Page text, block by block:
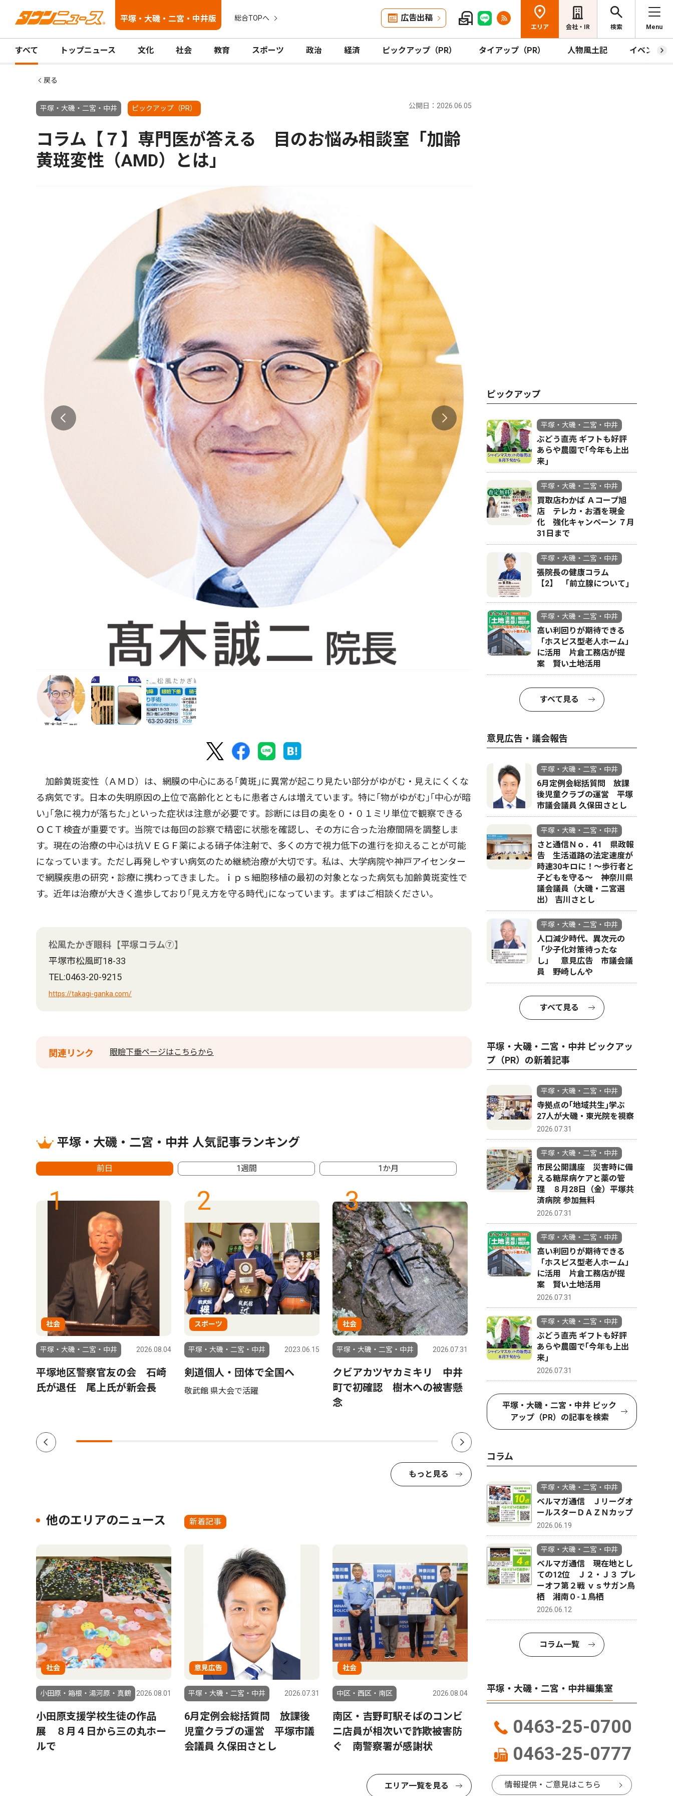
平塚・大磯・二宮・中井版 総合TOPへ 広告出稿
エリア 会社・IR 検索 Menu
すべて トップニュース 文化 社会 教育 スポーツ 政治 経済 ピックアップ（PR） タイアップ（PR） 人物風土記 イベント
戻る
平塚・大磯・二宮・中井 ピックアップ（PR） 公開日：2026.06.05
コラム【７】専門医が答える 目のお悩み相談室「加齢
黄斑変性（AMD）とは」
加齢黄斑変性（ＡＭＤ）は、網膜の中心にある｢黄斑｣に異常が起こり見たい部分がゆがむ・見えにくくな
る病気です。日本の失明原因の上位で高齢化とともに患者さんは増えています。特に｢物がゆがむ｣｢中心が暗
い｣｢急に視力が落ちた｣といった症状は注意が必要です。診断には目の奥を０・０１ミリ単位で観察できる
ＯＣＴ検査が重要です。当院では毎回の診察で精密に状態を確認し、その方に合った治療間隔を調整しま
す。現在の治療の中心は抗ＶＥＧＦ薬による硝子体注射で、多くの方で視力低下の進行を抑えることが可能
になっています。ただし再発しやすい病気のため継続治療が大切です。私は、大学病院や神戸アイセンター
で網膜疾患の研究・診療に携わってきました。ｉｐｓ細胞移植の最初の対象となった病気も加齢黄斑変性で
す。近年は治療が大きく進歩しており｢見え方を守る時代｣になっています。まずはご相談ください。
松風たかぎ眼科【平塚コラム⑦】
平塚市松風町18-33
TEL:0463-20-9215
https://takagi-ganka.com/
関連リンク 眼瞼下垂ページはこちらから
平塚・大磯・二宮・中井 人気記事ランキング
前日 1週間 1か月
1
社会
平塚・大磯・二宮・中井 2026.08.04
平塚地区警察官友の会 石崎
氏が退任 尾上氏が新会長
2
スポーツ
平塚・大磯・二宮・中井 2023.06.15
剣道個人・団体で全国へ
敬武館 県大会で活躍
3
社会
平塚・大磯・二宮・中井 2026.07.31
クビアカツヤカミキリ 中井
町で初確認 樹木への被害懸
念
スポーツ トップニュース
平塚・大磯・二宮・中井 2026.07.31
金目中・花待さん土沢中・荻
う 1500ｍと100ｍに出場
投開票
もっと見る
他のエリアのニュース 新着記事
社会
小田原・箱根・湯河原・真鶴 2026.08.01
小田原支援学校生徒の作品
展 ８月４日から三の丸ホー
ルで
意見広告
平塚・大磯・二宮・中井 2026.07.31
6月定例会総括質問 放課後
児童クラブの運営 平塚市議
会議員 久保田さとし
社会
中区・西区・南区 2026.08.04
南区・吉野町駅そばのコンビ
ニ店員が相次いで詐欺被害防
ぐ 南警察署が感謝状
エリア一覧を見る
ピックアップ
平塚・大磯・二宮・中井
ぶどう直売 ギフトも好評
あらや農園で｢今年も上出
来｣
平塚・大磯・二宮・中井
買取店わかば Ａコープ旭
店 テレカ・お酒を現金
化 強化キャンペーン ７月
31日まで
平塚・大磯・二宮・中井
張院長の健康コラム
【2】 ｢前立腺について｣
平塚・大磯・二宮・中井
高い利回りが期待できる
「ホスピス型老人ホーム」
に活用 片倉工務店が提
案 賢い土地活用
すべて見る
意見広告・議会報告
平塚・大磯・二宮・中井
6月定例会総括質問 放課
後児童クラブの運営 平塚
市議会議員 久保田さとし
平塚・大磯・二宮・中井
さと通信Ｎｏ．41 県政報
告 生活道路の法定速度が
時速30キロに！〜歩行者と
子どもを守る〜 神奈川県
議会議員（大磯・二宮選
出） 吉川さとし
平塚・大磯・二宮・中井
人口減少時代、異次元の
「少子化対策待ったな
し」 意見広告 市議会議
員 野崎しんや
すべて見る
平塚・大磯・二宮・中井 ピックアッ
プ（PR）の新着記事
平塚・大磯・二宮・中井
寺拠点の｢地域共生｣学ぶ
27人が大磯・東光院を視察
2026.07.31
平塚・大磯・二宮・中井
市民公開講座 災害時に備
える糖尿病ケアと薬の管
理 ８月28日（金）平塚共
済病院 参加無料
2026.07.31
平塚・大磯・二宮・中井
高い利回りが期待できる
「ホスピス型老人ホーム」
に活用 片倉工務店が提
案 賢い土地活用
2026.07.31
平塚・大磯・二宮・中井
ぶどう直売 ギフトも好評
あらや農園で｢今年も上出
来｣
2026.07.31
平塚・大磯・二宮・中井 ピック
アップ（PR）の記事を検索
コラム
平塚・大磯・二宮・中井
ベルマガ通信 Ｊリーグオ
ールスターＤＡＺＮカップ
2026.06.19
平塚・大磯・二宮・中井
ベルマガ通信 現在地とし
ての12位 Ｊ２・Ｊ３ プレ
ーオフ第２戦 ｖｓサガン鳥
栖 湘南０-１鳥栖
2026.06.12
コラム一覧
平塚・大磯・二宮・中井編集室
0463-25-0700
0463-25-0777
情報提供・ご意見はこちら